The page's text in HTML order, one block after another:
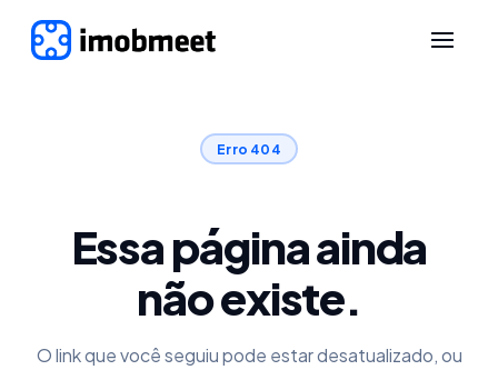
Erro 404
Essa página ainda
não existe.
O link que você seguiu pode estar desatualizado, ou